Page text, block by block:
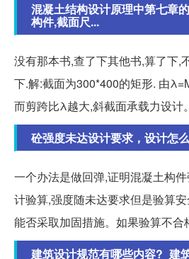
混凝土结构设计原理中第七章
构件,截面尺...
没有那本书,查了下其他书,算了下,
下.解:截面为300*400的矩形. 由
而剪跨比λ越大,斜截面承载力设计。
砼强度未达设计要求，设计怎
一个办法是做回弹,证明混凝土构
计验算,强度随未达要求但是验算
能否采取加固措施。如果验算不合
建筑设计规范有哪些内容?_建